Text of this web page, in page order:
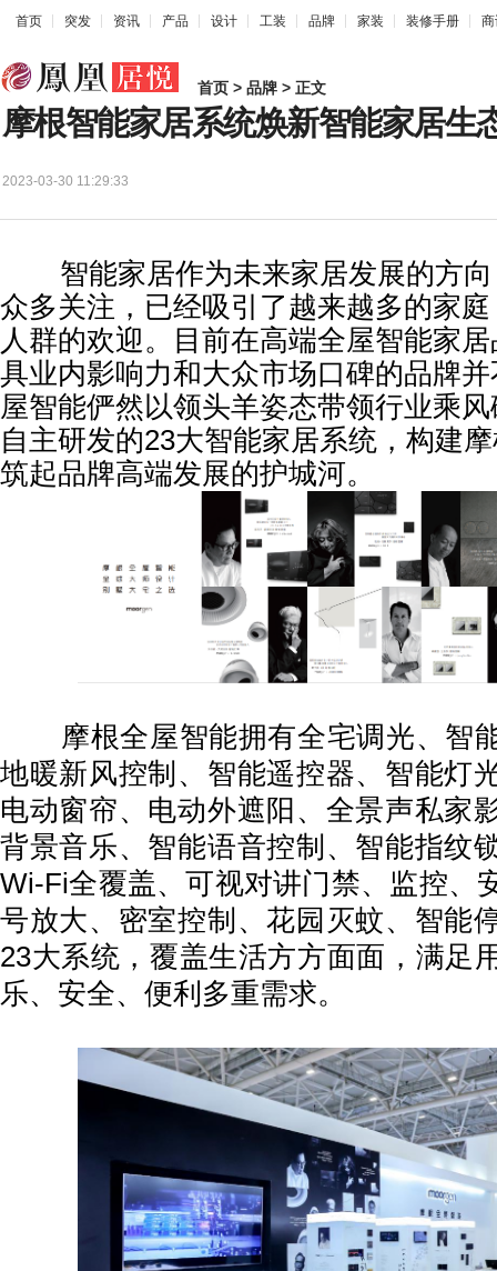
首页 突发 资讯 产品 设计 工装 品牌 家装 装修手册
首页 > 品牌 > 正文
摩根智能家居系统焕新智能家居生
2023-03-30 11:29:33
智能家居作为未来家居发展的方向
众多关注，已经吸引了越来越多的家
人群的欢迎。目前在高端全屋智能家
具业内影响力和大众市场口碑的品牌
屋智能俨然以领头羊姿态带领行业乘
自主研发的23大智能家居系统，构建
筑起品牌高端发展的护城河。
摩根全屋智能拥有全宅调光、智
地暖新风控制、智能遥控器、智能灯
电动窗帘、电动外遮阳、全景声私家
背景音乐、智能语音控制、智能指纹
Wi-Fi全覆盖、可视对讲门禁、监控、
号放大、密室控制、花园灭蚊、智能
23大系统，覆盖生活方方面面，满足
乐、安全、便利多重需求。